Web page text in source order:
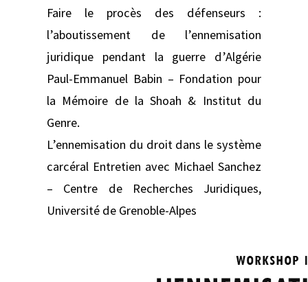
Faire le procès des défenseurs :
l’aboutissement de l’ennemisation
juridique pendant la guerre d’Algérie
Paul-Emmanuel Babin – Fondation pour
la Mémoire de la Shoah & Institut du
Genre.
L’ennemisation du droit dans le système
carcéral Entretien avec Michael Sanchez
– Centre de Recherches Juridiques,
Université de Grenoble-Alpes